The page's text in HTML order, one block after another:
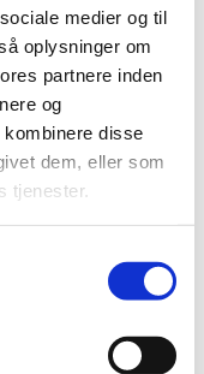
medier og til
oplysninger om
partnere inden
og
disse
dem, eller som
tjenester.
om
med alle
det er når
at indramme
med at
kirkegården
de forskellige
for